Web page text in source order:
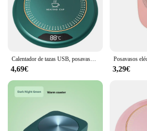
Calentador de tazas USB, posavasos calefactor, 3 Ajustes de temperatura, placa termostática caliente, almohadilla calefactora de agua, té y leche
4,69€ 3,29€